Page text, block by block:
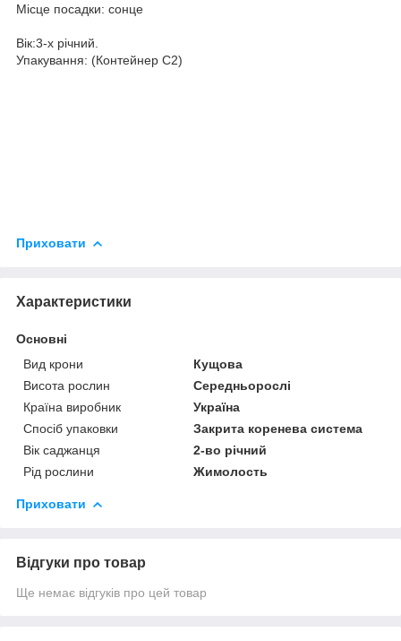
Місце посадки: сонце
Вік:3-х річний.
Упакування: (Контейнер С2)
Приховати
Характеристики
Основні
Вид крони
Кущова
Висота рослин
Середньорослі
Країна виробник
Україна
Спосіб упаковки
Закрита коренева система
Вік саджанця
2-во річний
Рід рослини
Жимолость
Приховати
Відгуки про товар
Ще немає відгуків про цей товар